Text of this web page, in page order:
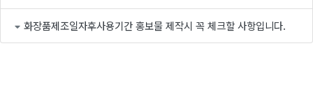
화장품제조일자후사용기간 홍보물 제작시 꼭 체크할 사항입니다.